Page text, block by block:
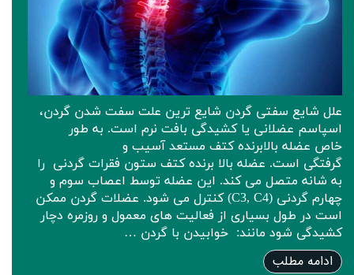
علل شایع سفتی گردن شایع ترین علت سفت شدن گردن،
اسپاسم عضلانی یا کشیدگی بافت نرم است. به طور
خاص عضله بالابرنده کتف مستعد آسیب و
گرفتگی است. عضله بالا برنده کتف ستون فقرات گردنی را
به شانه متصل می کند. این عضله توسط اعصاب سوم و
چهارم گردنی (C3, C4) کنترل می شود. عضلات گردن ممکن
است در طول بسیاری از فعالیت های معمول و روزمره دچار
کشیدگی شود مانند: خوابیدن با گردن …
ادامه مطلب